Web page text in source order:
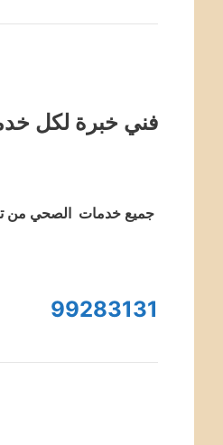
فني خبرة لكل
جميع خدمات الصحي من
99283131